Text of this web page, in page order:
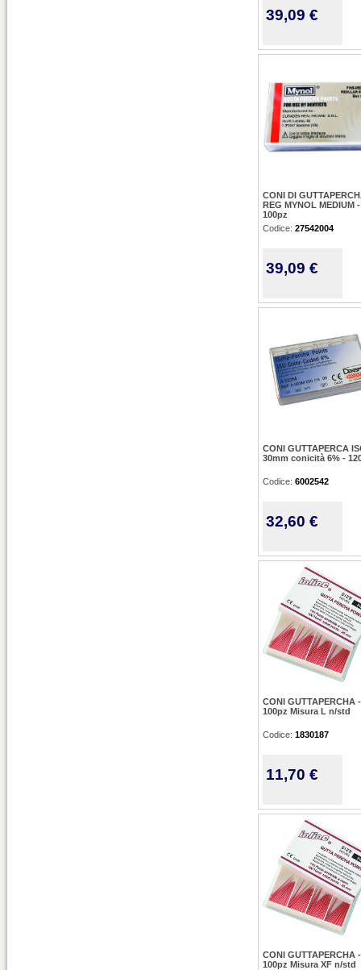
39,09 €
CONI DI
REG MYNOL MEDIUM -
100pz
Codice: 27542004
39,09 €
CONI GUTTAPERCA
30mm conicità 6% -
Codice: 6002542
32,60 €
CONI GUTTAPERCHA -
100pz Misura L n/std
Codice: 1830187
11,70 €
CONI GUTTAPERCHA -
100pz Misura XF n/std